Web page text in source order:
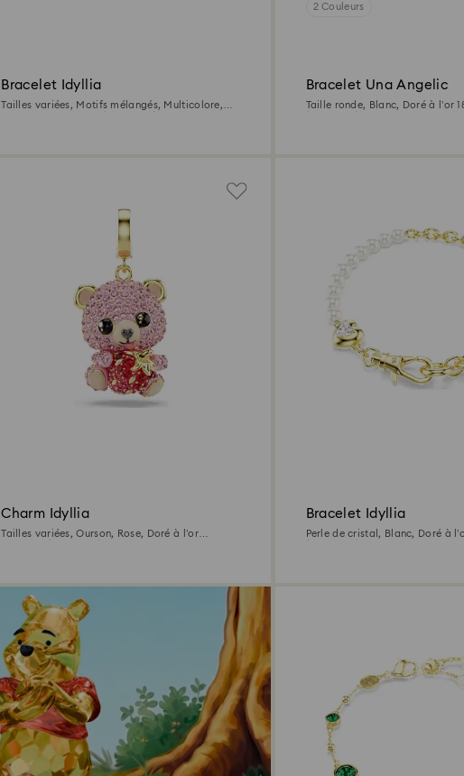
Bracelet Idyllia
Tailles variées, Motifs mélangés, Multicolore,
2 Couleurs
Bracelet Una Angelic
Taille ronde, Blanc, Doré à l’or
Charm Idyllia
Tailles variées, Ourson, Rose, Doré à l’or
Bracelet Idyllia
Perle de cristal, Blanc, Doré à